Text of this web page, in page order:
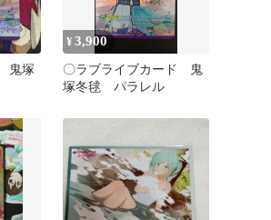
鬼塚
¥3,900
〇ラブライブカード 鬼
塚冬毬 パラレル